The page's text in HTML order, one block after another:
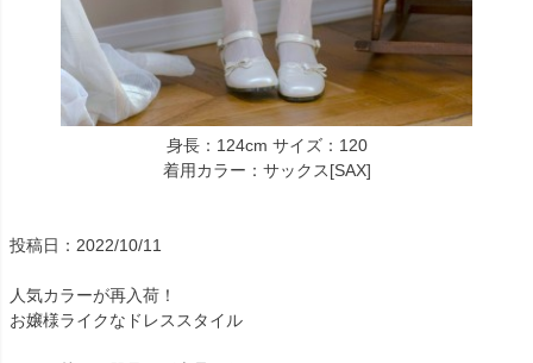
身長：124cm サイズ：120
着用カラー：サックス[SAX]
投稿日：2022/10/11
人気カラーが再入荷！
お嬢様ライクなドレススタイル